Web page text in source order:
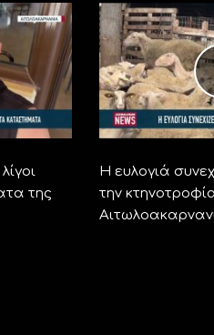
της
Η ευλογιά
την